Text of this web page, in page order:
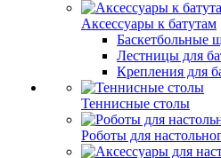
Аксессуары к батутам
Баскетбольные
Лестницы для
Крепления для
Теннисные столы
Роботы для